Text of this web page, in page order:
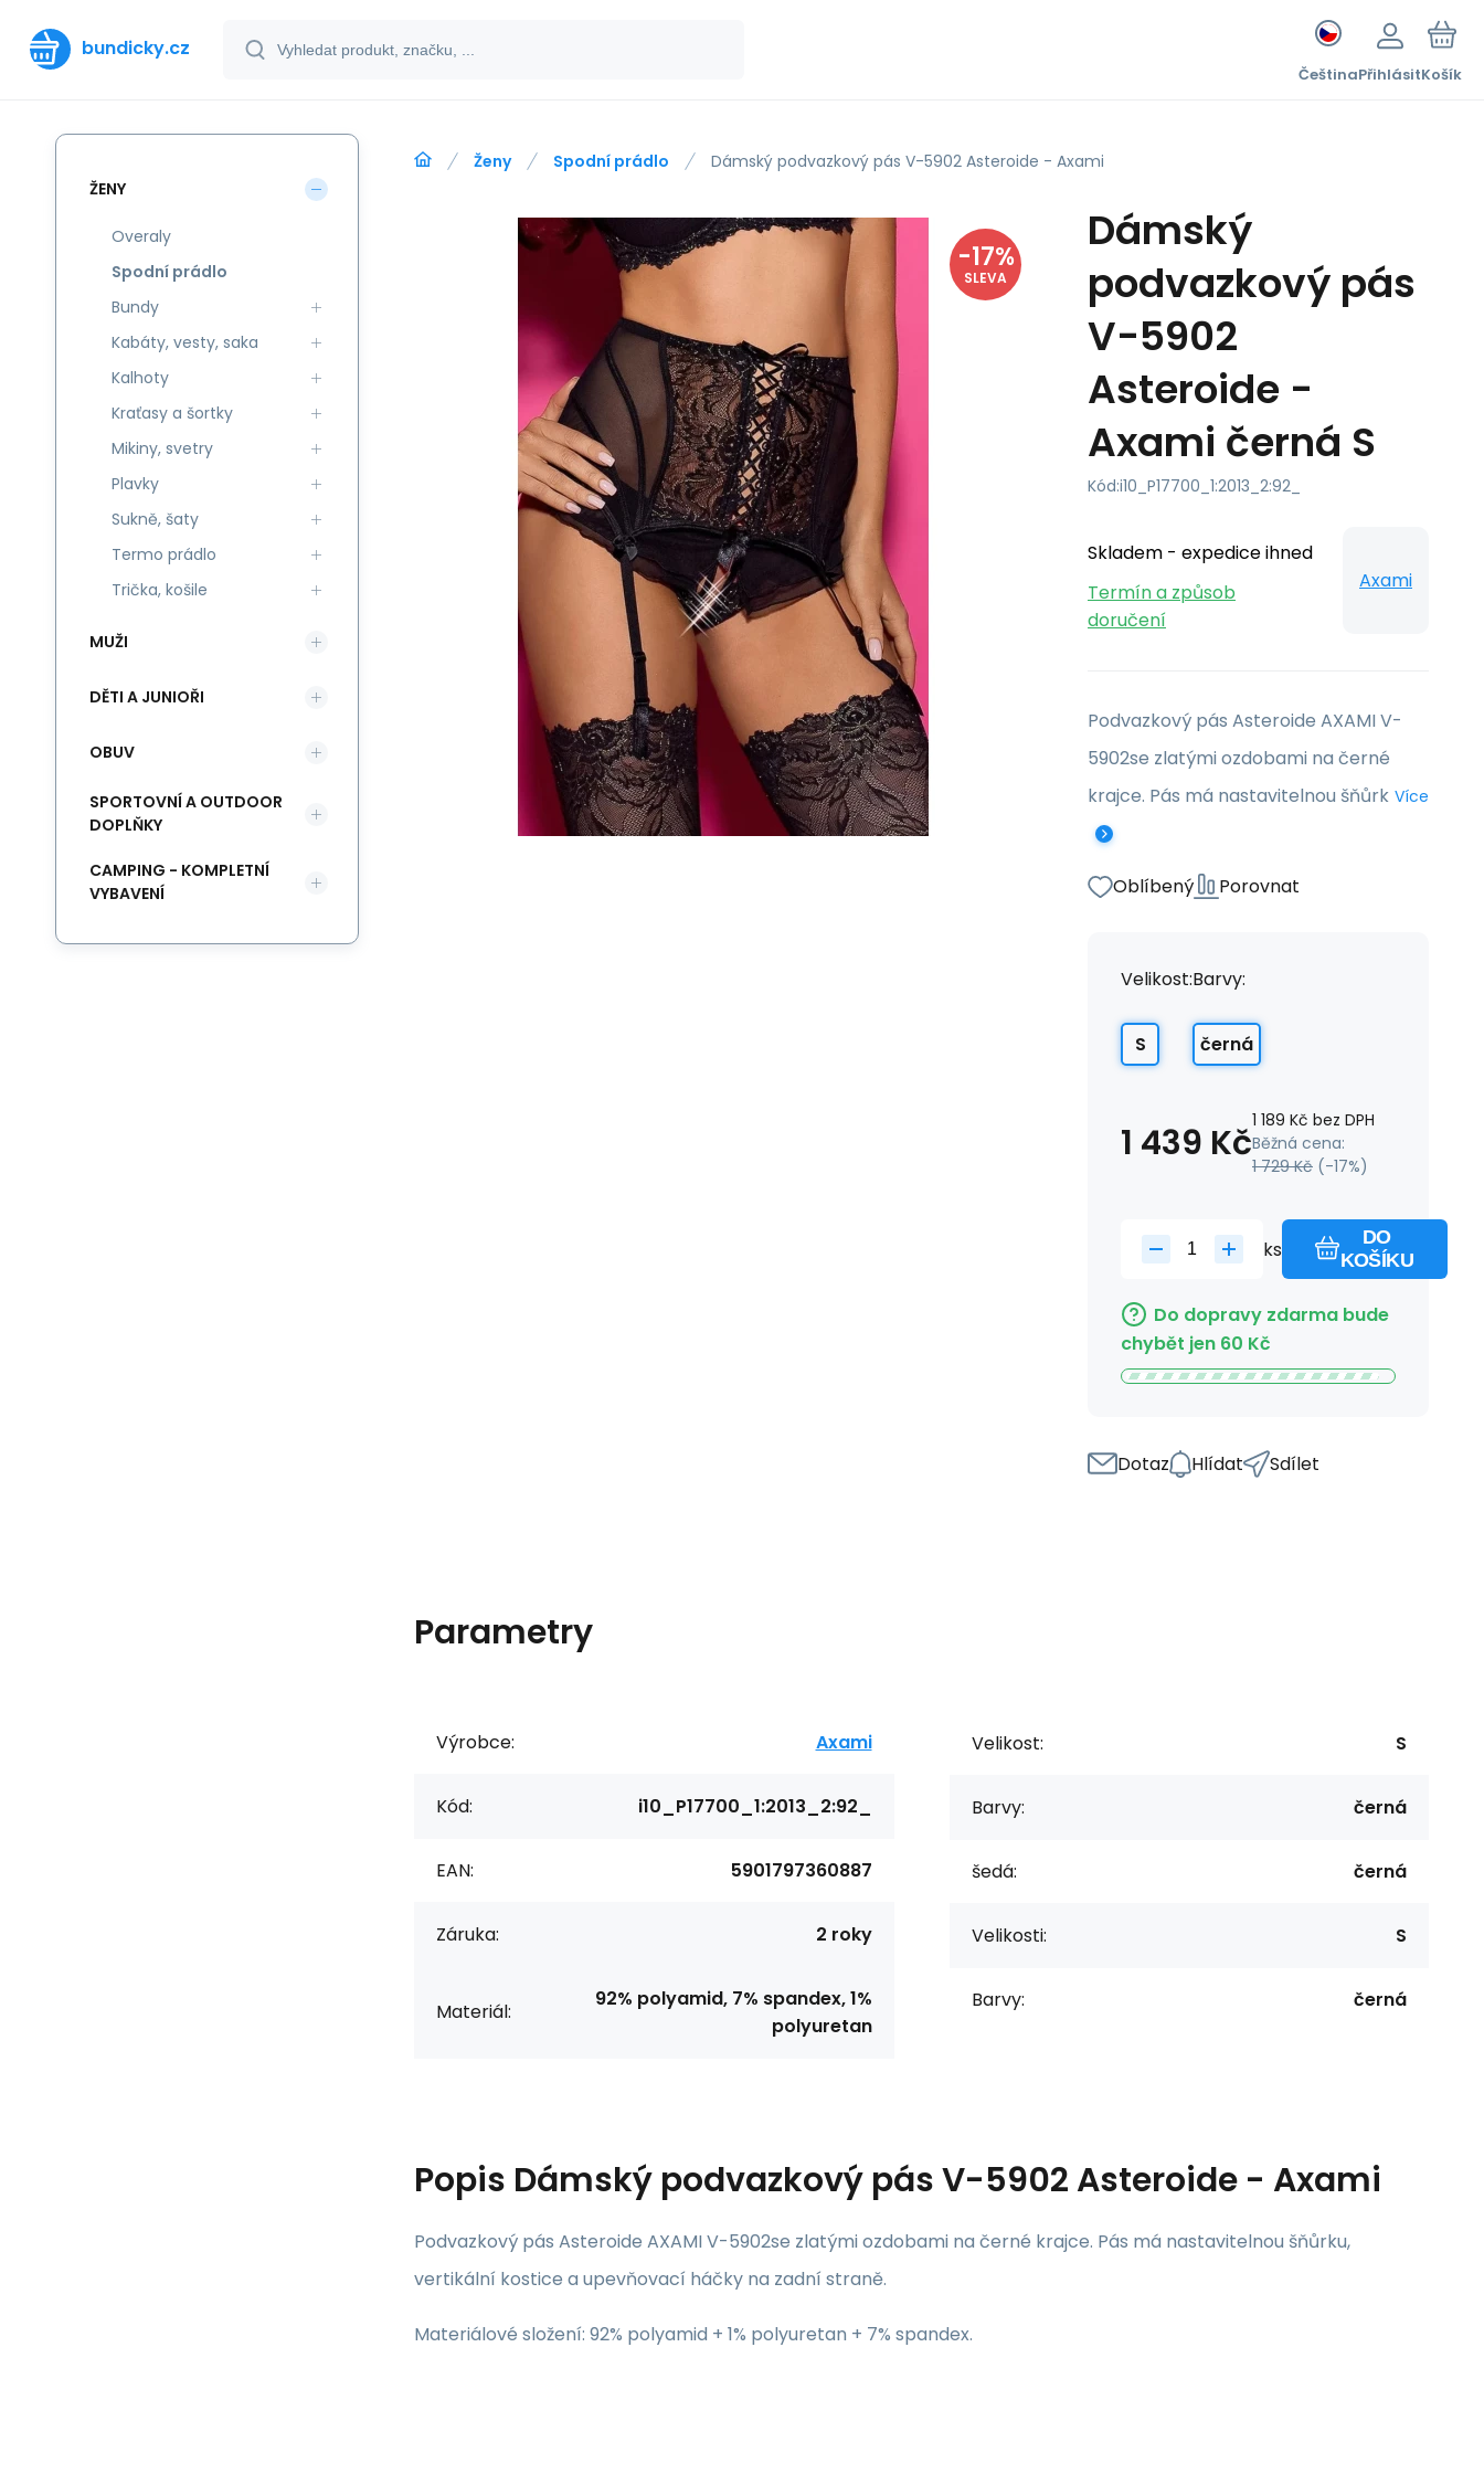
bundicky.cz
ČeštinaPřihlásitKošík
Ženy Spodní prádlo Dámský podvazkový pás V-5902 Asteroide - Axami
-17%
SLEVA
Dámský
podvazkový pás
V-5902
Asteroide -
Axami černá S
Kód:i10_P17700_1:2013_2:92_
Skladem - expedice ihned
Termín a způsob
doručení
Axami
Podvazkový pás Asteroide AXAMI V-
5902se zlatými ozdobami na černé
krajce. Pás má nastavitelnou šňůrk Více
Oblíbený Porovnat
Velikost:
S
Barvy:
černá
1 439 Kč1 189 Kč bez DPH
Běžná cena:
1 729 Kč (-17%)
ks
DO
KOŠÍKU
Do dopravy zdarma bude
chybět jen 60 Kč
Dotaz Hlídat Sdílet
Parametry
Výrobce: Axami
Kód: i10_P17700_1:2013_2:92_
EAN: 5901797360887
Záruka: 2 roky
Materiál:
92% polyamid, 7% spandex, 1%
polyuretan
Velikost: S
Barvy: černá
šedá: černá
Velikosti: S
Barvy: černá
Popis Dámský podvazkový pás V-5902 Asteroide - Axami
Podvazkový pás Asteroide AXAMI V-5902se zlatými ozdobami na černé krajce. Pás má nastavitelnou šňůrku,
vertikální kostice a upevňovací háčky na zadní straně.
Materiálové složení: 92% polyamid + 1% polyuretan + 7% spandex.
ŽENY
Overaly
Spodní prádlo
Bundy
Kabáty, vesty, saka
Kalhoty
Kraťasy a šortky
Mikiny, svetry
Plavky
Sukně, šaty
Termo prádlo
Trička, košile
MUŽI
DĚTI A JUNIOŘI
OBUV
SPORTOVNÍ A OUTDOOR
DOPLŇKY
CAMPING - KOMPLETNÍ
VYBAVENÍ